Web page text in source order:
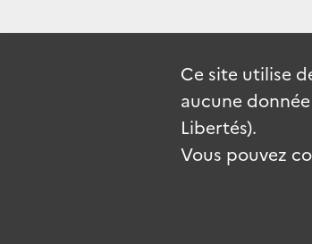
Ce site utilise
aucune
Libertés).
Vous pouvez